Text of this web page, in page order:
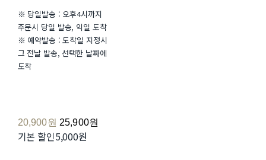
※ 당일발송 : 오후4시까지
주문시 당일 발송, 익일 도착
※ 예약발송 : 도착일 지정시
그 전날 발송, 선택한 날짜에
도착
20,900원 25,900원
기본 할인5,000원